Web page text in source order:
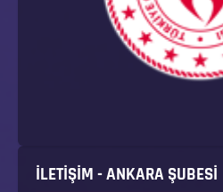
İLETİŞİM - ANKARA ŞUBESİ